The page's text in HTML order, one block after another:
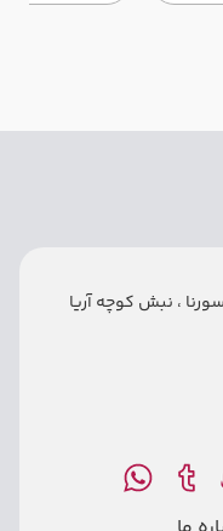
، نبش کوچه آریا